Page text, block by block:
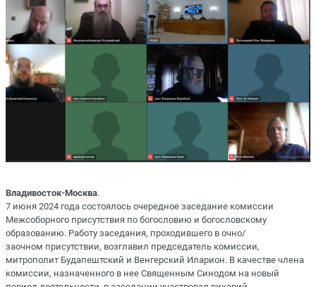
Владивосток-Москва.
7 июня 2024 года состоялось очередное заседание комиссии
Межсоборного присутствия по богословию и богословскому
образованию. Работу заседания, проходившего в очно/
заочном присутствии, возглавил председатель комиссии,
митрополит Будапештский и Венгерский Иларион. В качестве члена
комиссии, назначенного в нее Священным Синодом на новый